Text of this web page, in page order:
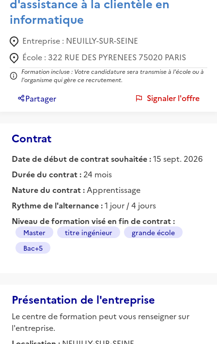
informatique
Entreprise : NEUILLY-SUR-SEINE
École : 322 RUE DES PYRENEES 75020 PARIS
Formation incluse : Votre candidature sera transmise à l'école ou à
l'organisme qui gère ce recrutement.
Partager Signaler l'offre
Contrat
Date de début de contrat souhaitée :15 sept. 2026
Durée du contrat : 24 mois
Nature du contrat : Apprentissage
Rythme de l'alternance :1 jour / 4 jours
Niveau de formation visé en fin de contrat :
Master titre ingénieur
grande école
Bac+5
Présentation de l'entreprise
Le centre de formation peut vous renseigner sur
l'entreprise.